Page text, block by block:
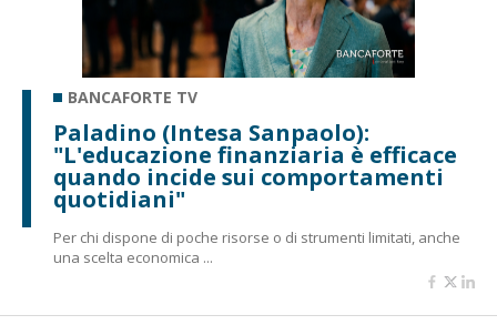
BANCAFORTE TV
Paladino (Intesa Sanpaolo):
"L'educazione finanziaria è efficace
quando incide sui comportamenti
quotidiani"
Per chi dispone di poche risorse o di strumenti limitati, anche
una scelta economica ...